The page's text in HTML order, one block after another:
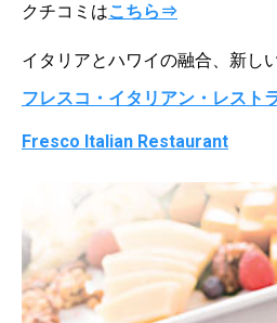
クチコミはこちら⇒
イタリアとハワイの融合、新し
フレスコ・イタリアン・レスト
Fresco Italian Restaurant